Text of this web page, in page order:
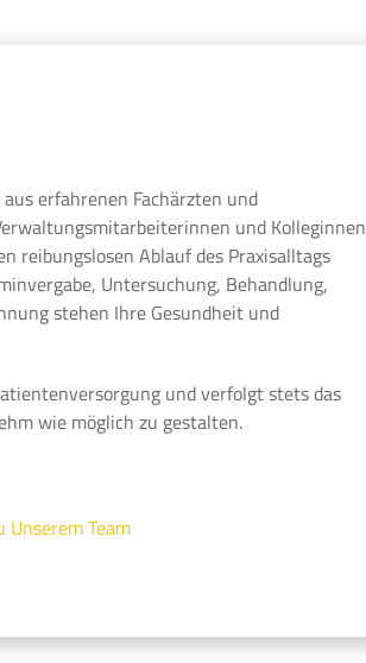
erfahrenen Fachärzten und
und Kolleginnen
reibungslosen Ablauf des Praxisalltags
Untersuchung, Behandlung,
stehen Ihre Gesundheit und
und verfolgt stets das
wie möglich zu gestalten.
Unserem Team